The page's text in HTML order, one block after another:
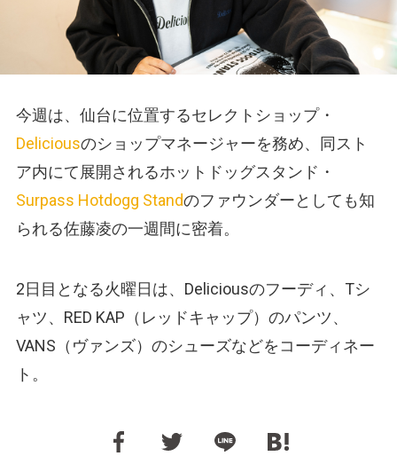
今週は、仙台に位置するセレクトショップ・
Deliciousのショップマネージャーを務め、同スト
ア内にて展開されるホットドッグスタンド・
Surpass Hotdogg Standのファウンダーとしても知
られる佐藤凌の一週間に密着。
2日目となる火曜日は、Deliciousのフーディ、Tシ
ャツ、RED KAP（レッドキャップ）のパンツ、
VANS（ヴァンズ）のシューズなどをコーディネー
ト。